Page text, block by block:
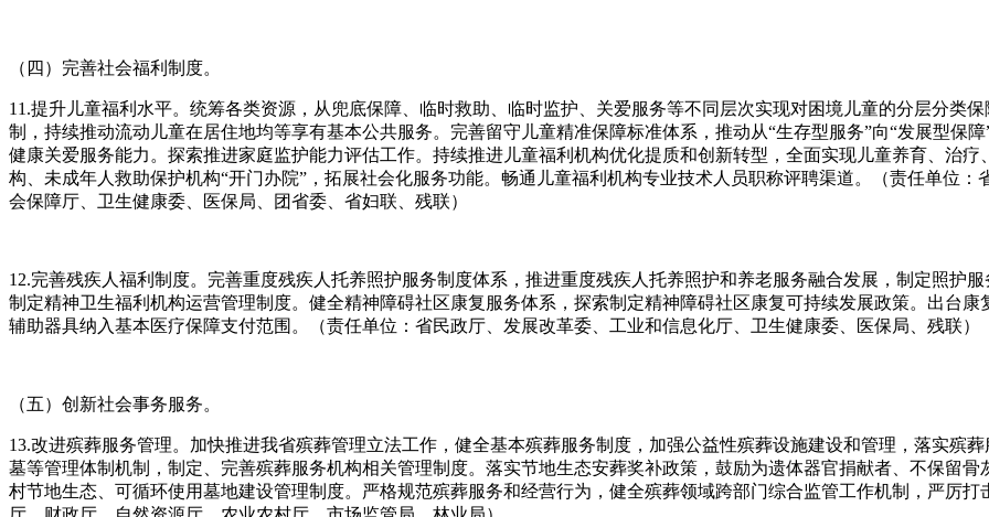
（四）完善社会福利制度。
11.提升儿童福利水平。统筹各类资源，从兜底保障、临时救助、临时监护、关爱服务等不同层次实现对困境儿童的分层分类
制，持续推动流动儿童在居住地均等享有基本公共服务。完善留守儿童精准保障标准体系，推动从“生存型服务”向“发展型保
健康关爱服务能力。探索推进家庭监护能力评估工作。持续推进儿童福利机构优化提质和创新转型，全面实现儿童养育、治
构、未成年人救助保护机构“开门办院”，拓展社会化服务功能。畅通儿童福利机构专业技术人员职称评聘渠道。（责任单位
会保障厅、卫生健康委、医保局、团省委、省妇联、残联）
12.完善残疾人福利制度。完善重度残疾人托养照护服务制度体系，推进重度残疾人托养照护和养老服务融合发展，制定照护
制定精神卫生福利机构运营管理制度。健全精神障碍社区康复服务体系，探索制定精神障碍社区康复可持续发展政策。出台
辅助器具纳入基本医疗保障支付范围。（责任单位：省民政厅、发展改革委、工业和信息化厅、卫生健康委、医保局、残联）
（五）创新社会事务服务。
13.改进殡葬服务管理。加快推进我省殡葬管理立法工作，健全基本殡葬服务制度，加强公益性殡葬设施建设和管理，落实殡
墓等管理体制机制，制定、完善殡葬服务机构相关管理制度。落实节地生态安葬奖补政策，鼓励为遗体器官捐献者、不保留
村节地生态、可循环使用墓地建设管理制度。严格规范殡葬服务和经营行为，健全殡葬领域跨部门综合监管工作机制，严厉